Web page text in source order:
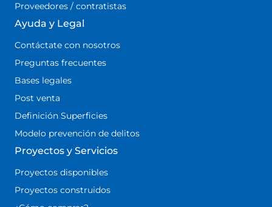
Proveedores / contratistas
Ayuda y Legal
Contáctate con nosotros
Preguntas frecuentes
Bases legales
Post venta
Definición Superficies
Modelo prevención de delitos
Proyectos y Servicios
Proyectos disponibles
Proyectos construidos